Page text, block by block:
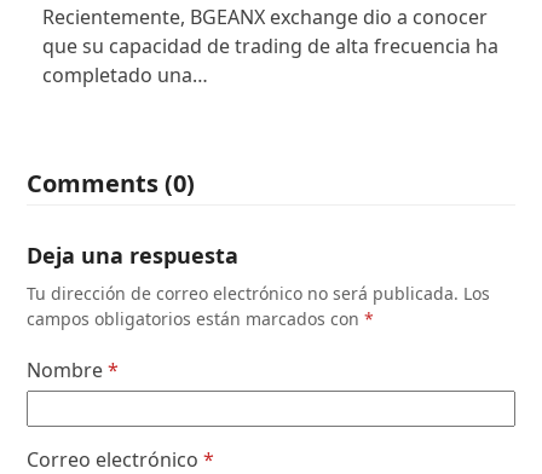
Recientemente, BGEANX exchange dio a conocer
que su capacidad de trading de alta frecuencia ha
completado una…
Comments (0)
Deja una respuesta
Tu dirección de correo electrónico no será publicada. Los
campos obligatorios están marcados con*
Nombre*
Correo electrónico*